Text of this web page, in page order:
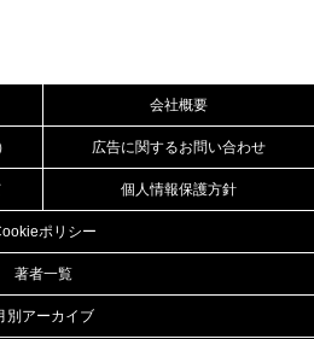
会社概要
広告に関するお問い合わせ
個人情報保護方針
ポリシー
著者一覧
別アーカイブ